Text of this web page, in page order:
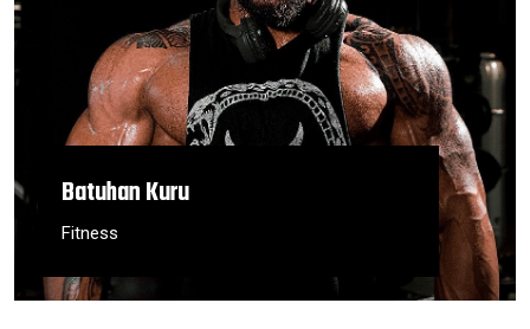
Batuhan Kuru
Fitness